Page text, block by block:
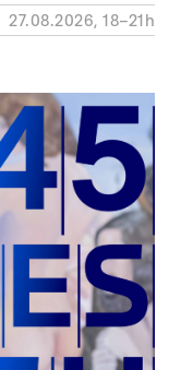
27.08.2026, 18–21h